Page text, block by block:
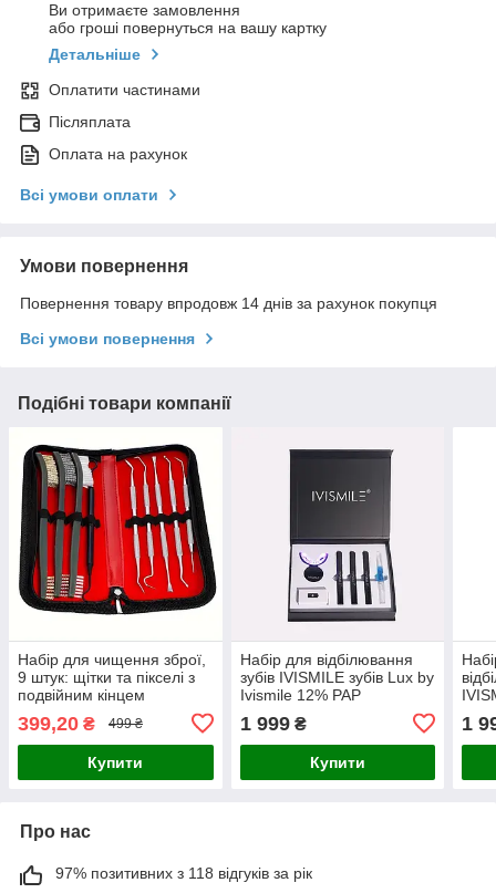
Ви отримаєте замовлення
або гроші повернуться на вашу картку
Детальніше
Оплатити частинами
Післяплата
Оплата на рахунок
Всі умови оплати
Умови повернення
Повернення товару впродовж 14 днів за рахунок покупця
Всі умови повернення
Подібні товари компанії
Набір для чищення зброї,
9 штук: щітки та пікселі з
подвійним кінцем
399,20 ₴ 499 ₴
Купити
Набір для відбілювання
зубів IVISMILE зубів Lux by
Ivismile 12% PAP
1 999₴
Купити
1
Про нас
97% позитивних з 118 відгуків за рік